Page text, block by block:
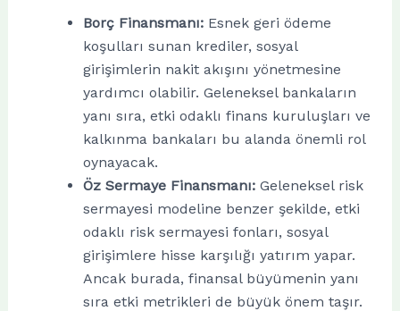
Borç Finansmanı:Esnek geri ödeme
koşulları sunan krediler, sosyal
girişimlerin nakit akışını yönetmesine
yardımcı olabilir. Geleneksel bankaların
yanı sıra, etki odaklı finans kuruluşları ve
kalkınma bankaları bu alanda önemli rol
oynayacak.
Öz Sermaye Finansmanı:Geleneksel risk
sermayesi modeline benzer şekilde, etki
odaklı risk sermayesi fonları, sosyal
girişimlere hisse karşılığı yatırım yapar.
Ancak burada, finansal büyümenin yanı
sıra etki metrikleri de büyük önem taşır.